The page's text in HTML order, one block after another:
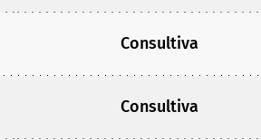
Consultiva
Consultiva